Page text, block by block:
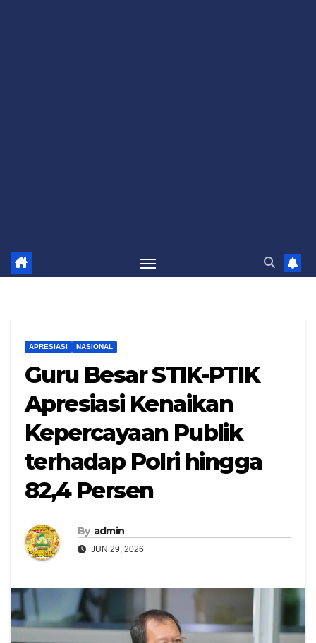
APRESIASI NASIONAL
Guru Besar STIK-PTIK
Apresiasi Kenaikan
Kepercayaan Publik
terhadap Polri hingga
82,4 Persen
By admin
JUN 29, 2026